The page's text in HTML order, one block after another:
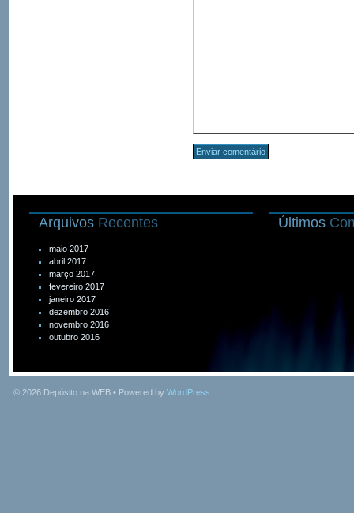
Arquivos Recentes
maio 2017
abril 2017
março 2017
fevereiro 2017
janeiro 2017
dezembro 2016
novembro 2016
outubro 2016
Últimos
© 2026 Depósito na WEB • Powered by WordPress